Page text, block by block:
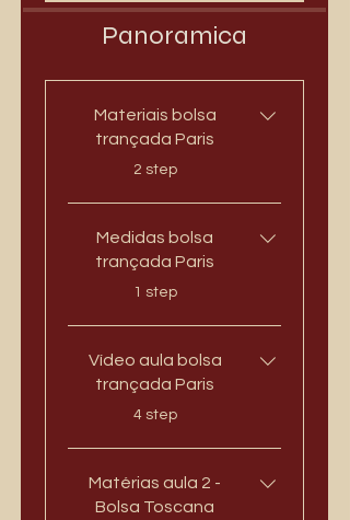
Panoramica
Materiais bolsa
trançada Paris
.
2 step
Medidas bolsa
trançada Paris
.
1 step
Vídeo aula bolsa
trançada Paris
.
4 step
Matérias aula 2 -
Bolsa Toscana